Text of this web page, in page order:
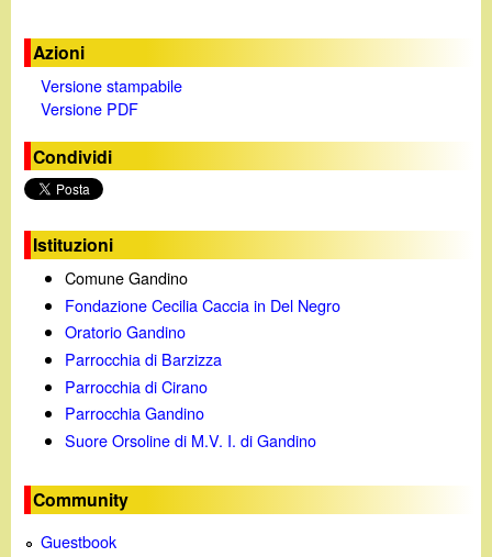
Azioni
Versione stampabile
Versione PDF
Condividi
Istituzioni
Comune Gandino
Fondazione Cecilia Caccia in Del Negro
Oratorio Gandino
Parrocchia di Barzizza
Parrocchia di Cirano
Parrocchia Gandino
Suore Orsoline di M.V. I. di Gandino
Community
Guestbook